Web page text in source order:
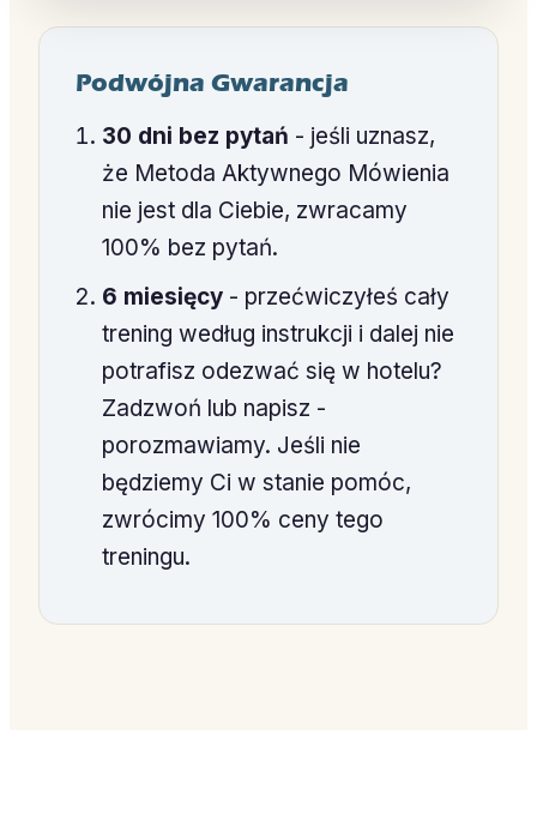
Podwójna Gwarancja
30 dni bez pytań - jeśli uznasz,
że Metoda Aktywnego Mówienia
nie jest dla Ciebie, zwracamy
100% bez pytań.
6 miesięcy - przećwiczyłeś cały
trening według instrukcji i dalej nie
potrafisz odezwać się w hotelu?
Zadzwoń lub napisz -
porozmawiamy. Jeśli nie
będziemy Ci w stanie pomóc,
zwrócimy 100% ceny tego
treningu.